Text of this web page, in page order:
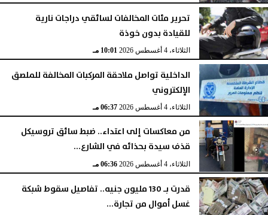
تحرير مئات المخالفات لسائقي دراجات نارية
للقيادة بدون خوذة
الثلاثاء، 4 أغسطس 2026 10:01 مـ
الداخلية تواصل ملاحقة المركبات المخالفة للملصق
الإلكتروني
الثلاثاء، 4 أغسطس 2026 06:37 مـ
من معاكسات إلى اعتداء.. ضبط سائق تروسيكل
قذف سيدة بحذائه في الشارع...
الثلاثاء، 4 أغسطس 2026 06:36 مـ
قدرت بـ 130 مليون جنيه.. تفاصيل سقوط شبكة
غسل أموال من تجارة...